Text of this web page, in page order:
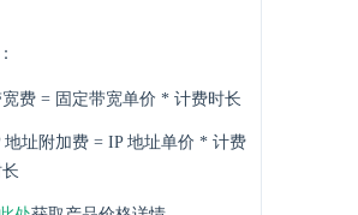
费 = 固定带宽单价 * 计费时长
地址附加费 = IP 地址单价 * 计费